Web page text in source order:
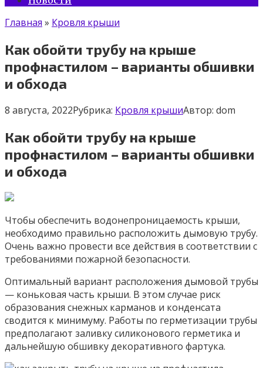
Главная » Кровля крыши
Как обойти трубу на крыше
профнастилом – варианты обшивки
и обхода
8 августа, 2022Рубрика: Кровля крышиАвтор: dom
Как обойти трубу на крыше
профнастилом – варианты обшивки
и обхода
Чтобы обеспечить водонепроницаемость крыши,
необходимо правильно расположить дымовую трубу.
Очень важно провести все действия в соответствии с
требованиями пожарной безопасности.
Оптимальный вариант расположения дымовой трубы
— коньковая часть крыши. В этом случае риск
образования снежных карманов и конденсата
сводится к минимуму. Работы по герметизации трубы
предполагают заливку силиконового герметика и
дальнейшую обшивку декоративного фартука.